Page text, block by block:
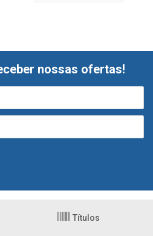
nossas ofertas!
Títulos